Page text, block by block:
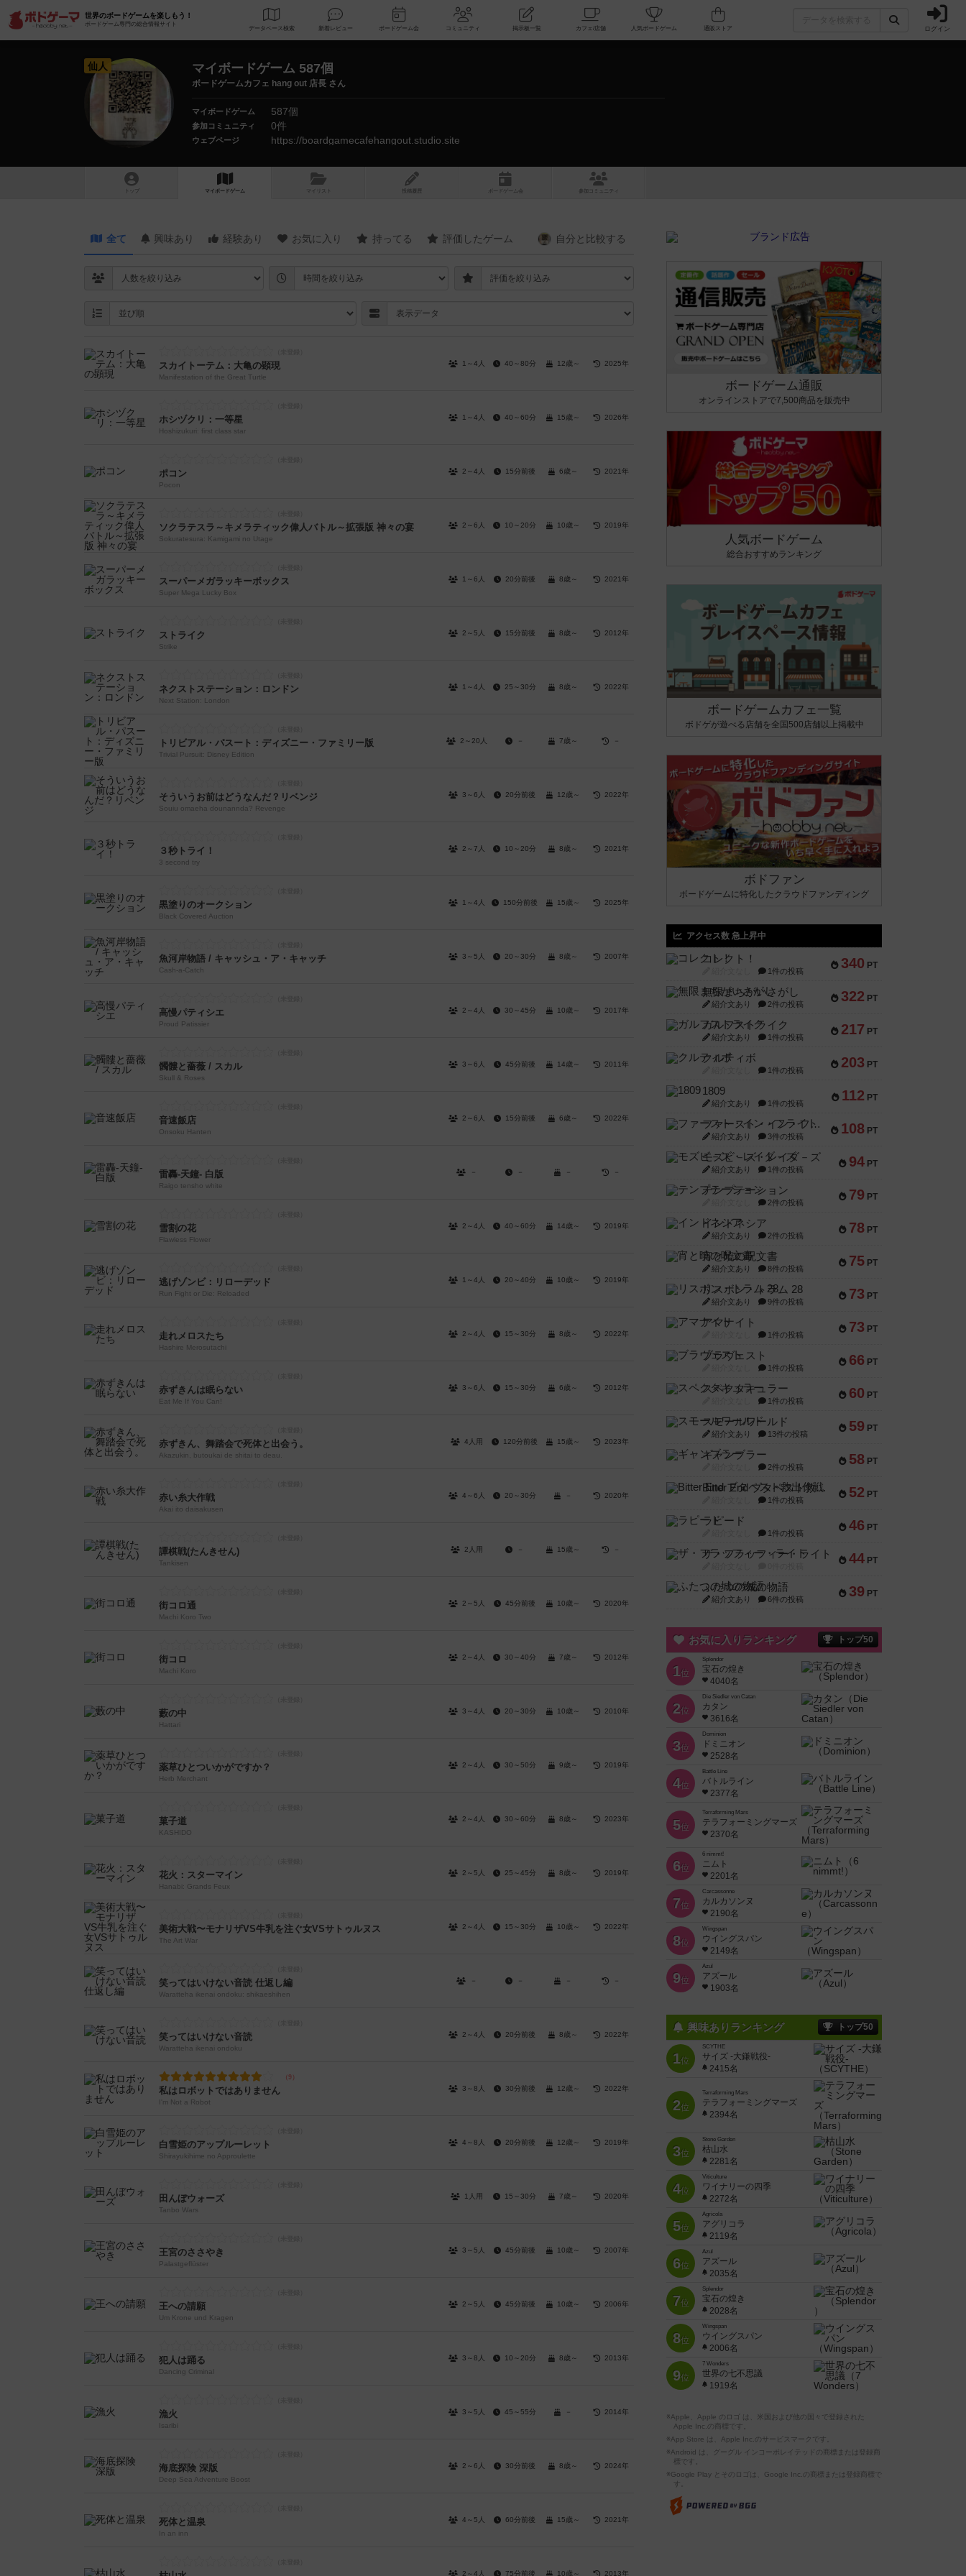
世界のボードゲームを楽しもう！
ボードゲーム専門の総合情報サイト
データベース 検索 新着レビュー ボードゲーム会 コミュニティ 掲示板一覧 カフェ/店舗 人気ボードゲーム ログイン
仙人 マイボードゲーム 587個
ボードゲームカフェ hang out 店長 さん
マイボードゲーム 587個
参加コミュニティ 0件
ウェブページ https://boardgamecafehangout.studio.site
トップ マイボードゲーム マイリスト 投稿履歴 ボ ドゲ ーム コミュニティ
全て 興味あり 経験あり お気に入り 持ってる 評価したゲーム 自分と 比較する
スカイトーテム：大亀の顕現
Manifestation of the Great Turtle
1～4人 40～80分 12歳～ 2025年
ホシヅクリ：一等星
Hoshizukuri: first class star
1～4人 40～60分 15歳～ 2026年
ポコン
Pocon
2～4人 15分前後 6歳～ 2021年
ソクラテスラ～キメラティック偉人バトル～拡張版 神々の宴
Sokuratesura: Kamigami no Utage
2～6人 10～20分 10歳～ 2019年
スーパーメガラッキーボックス
Super Mega Lucky Box
1～6人 20分前後 8歳～ 2021年
ストライク
Strike
2～5人 15分前後 8歳～ 2012年
ネクストステーション：ロンドン
Next Station: London
1～4人 25～30分 8歳～ 2022年
トリビアル・パスート：ディズニー・ファミリー版
Trivial Pursuit: Disney Edition
2～20人 － 7歳～ －
そういうお前はどうなんだ？リベンジ
Souiu omaeha dounannda? Revenge
3～6人 20分前後 12歳～ 2022年
３秒トライ！
3 second try
2～7人 10～20分 8歳～ 2021年
黒塗りのオークション
Black Covered Auction
1～4人 150分前後 15歳～ 2025年
魚河岸物語 / キャッシュ・ア・キャッチ
Cash-a-Catch
3～5人 20～30分 8歳～ 2007年
高慢パティシエ
Proud Patissier
2～4人 30～45分 10歳～ 2017年
髑髏と薔薇 / スカル
Skull & Roses
3～6人 45分前後 14歳～ 2011年
音速飯店
Onsoku Hanten
2～6人 15分前後 6歳～ 2022年
雷轟-天鐘- 白版
Raigo tensho white
－ － － －
雪割の花
Flawless Flower
2～4人 40～60分 14歳～ 2019年
逃げゾンビ：リローデッド
Run Fight or Die: Reloaded
1～4人 20～40分 10歳～ 2019年
走れメロスたち
Hashire Merosutachi
2～4人 15～30分 8歳～ 2022年
赤ずきんは眠らない
Eat Me If You Can!
3～6人 15～30分 6歳～ 2012年
赤ずきん、舞踏会で死体と出会う。
Akazukin, butoukai de shitai to deau.
4人用 120分前後 15歳～ 2023年
赤い糸大作戦
Akai ito daisakusen
4～6人 20～30分 － 2020年
譚棋戦(たんきせん)
Tankisen
2人用 － 15歳～ －
街コロ通
Machi Koro Two
2～5人 45分前後 10歳～ 2020年
街コロ
Machi Koro
2～4人 30～40分 7歳～ 2012年
藪の中
Hattari
3～4人 20～30分 10歳～ 2010年
薬草ひとついかがですか？
Herb Merchant
2～4人 30～50分 9歳～ 2019年
菓子道
KASHIDO
2～4人 30～60分 8歳～ 2023年
花火：スターマイン
Hanabi: Grands Feux
2～5人 25～45分 8歳～ 2019年
美術大戦〜モナリザVS牛乳を注ぐ女VSサトゥルヌス
The Art War
2～4人 15～30分 10歳～ 2022年
笑ってはいけない音読 仕返し編
Waratteha ikenai ondoku: shikaeshihen
－ － － －
笑ってはいけない音読
Waratteha ikenai ondoku
2～4人 20分前後 8歳～ 2022年
私はロボットではありません
I'm Not a Robot
3～8人 30分前後 12歳～ 2022年
白雪姫のアップルーレット
Shirayukihime no Approulette
4～8人 20分前後 12歳～ 2019年
田んぼウォーズ
Tanbo Wars
1人用 15～30分 7歳～ 2020年
王宮のささやき
Palastgeflüster
3～5人 45分前後 10歳～ 2007年
王への請願
Um Krone und Kragen
2～5人 45分前後 10歳～ 2006年
犯人は踊る
Dancing Criminal
3～8人 10～20分 8歳～ 2013年
漁火
Isaribi
3～5人 45～55分 － 2014年
海底探険 深版
Deep Sea Adventure Boost
2～6人 30分前後 8歳～ 2024年
死体と温泉
In an inn
4～5人 60分前後 15歳～ 2021年
2～4人 75分前後 10歳～ 2013年
ボードゲーム通販
オンラインストアで7,500商品を販売中
人気ボードゲーム
総合おすすめランキング
ボードゲームカフェ一覧
ボドゲが遊べる店舗を全国500店舗以上掲載中
ボドファン
ボードゲームに特化したクラウドファンディング
アクセス数 急上昇中
340 PT
コレクト！
1件の投稿
322 PT
無限まちがいさがし
紹介文あり 2件の投稿
217 PT
ガルフストライク
紹介文あり 1件の投稿
203 PT
クルティボ
1件の投稿
112 PT
1809
紹介文あり 1件の投稿
108 PT
ファースト・イン・フライト
紹介文あり 3件の投稿
94 PT
モズビ－ズ・レイダ－ズ
紹介文あり 1件の投稿
79 PT
テンプテーション
2件の投稿
78 PT
インドネシア
紹介文あり 2件の投稿
75 PT
宵と暁の呪文書
紹介文あり 8件の投稿
73 PT
リスボン・トラム 28
紹介文あり 9件の投稿
73 PT
アマナイト
1件の投稿
66 PT
ブラヴェスト
1件の投稿
60 PT
スペクタキュラー
1件の投稿
59 PT
スモールワールド
紹介文あり 13件の投稿
58 PT
ギャンブラー
2件の投稿
52 PT
Bitter End ブタペスト救出作戦
1件の投稿
46 PT
ラピード
1件の投稿
44 PT
ザ・フラッフィー・ライト
39 PT
ふたつの城の物語
紹介文あり 6件の投稿
お気に入りランキング トップ50
1位
Splendor
宝石の煌き
4040名
2位
Die Siedler von Catan
カタン
3616名
3位
Dominion
ドミニオン
2528名
4位
Battle Line
バトルライン
2377名
5位
Terraforming Mars
テラフォーミングマーズ
2370名
6位
6 nimmt!
ニムト
2201名
7位
Carcassonne
カルカソンヌ
2190名
8位
Wingspan
ウイングスパン
2149名
9位
Azul
アズール
1903名
興味ありランキング トップ50
1位
SCYTHE
サイズ -大鎌戦役-
2415名
2位
Terraforming Mars
テラフォーミングマーズ
2394名
3位
Stone Garden
枯山水
2281名
4位
Viticulture
ワイナリーの四季
2272名
5位
Agricola
アグリコラ
2119名
6位
Azul
アズール
2035名
7位
Splendor
宝石の煌き
2028名
8位
Wingspan
ウイングスパン
2006名
9位
7 Wonders
世界の七不思議
1919名
※Apple、Apple のロゴ は、米国および他の国々で登録された
Apple Inc.の商標です。
※App Store は、Apple Inc.のサービスマークです。
※Android は、グーグル インコーポレイテッドの商標または登録商
標です。
※Google Play とそのロゴは、Google Inc.の商標または登録商標で
す。